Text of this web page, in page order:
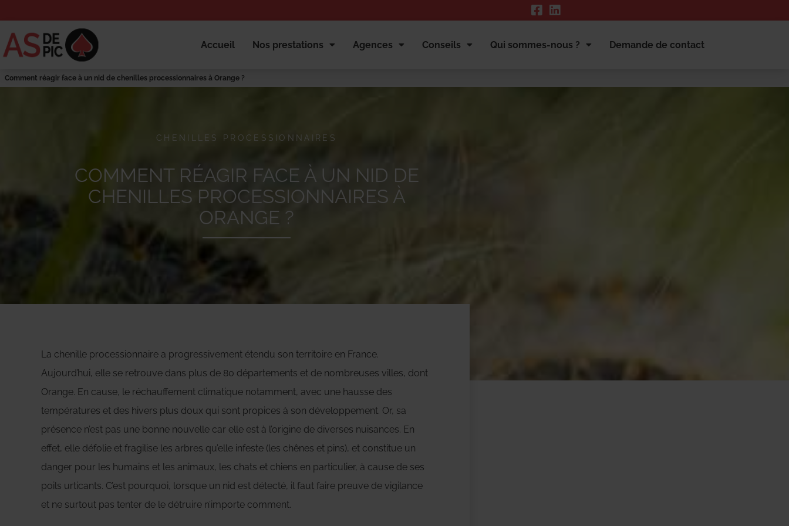
Accueil Nos prestations Agences Conseils Qui sommes-nous ? Demande de contact
Comment réagir face à un nid de chenilles processionnaires à Orange ?
CHENILLES PROCESSIONNAIRES
COMMENT RÉAGIR FACE À UN NID DE
CHENILLES PROCESSIONNAIRES À
ORANGE ?
La chenille processionnaire a progressivement étendu son territoire en France.
Aujourd’hui, elle se retrouve dans plus de 80 départements et de nombreuses villes, dont
Orange. En cause, le réchauffement climatique notamment, avec une hausse des
températures et des hivers plus doux qui sont propices à son développement. Or, sa
présence n’est pas une bonne nouvelle car elle est à l’origine de diverses nuisances. En
effet, elle défolie et fragilise les arbres qu’elle infeste (les chênes et pins), et constitue un
danger pour les humains et les animaux, les chats et chiens en particulier, à cause de ses
poils urticants. C’est pourquoi, lorsque un nid est détecté, il faut faire preuve de vigilance
et ne surtout pas tenter de le détruire n’importe comment.